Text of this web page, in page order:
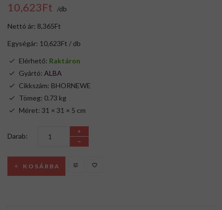
10,623Ft /db
Nettó ár: 8,365Ft
Egységár: 10,623Ft / db
Elérhető: Raktáron
Gyártó: ALBA
Cikkszám: BHORNEWE
Tömeg: 0.73 kg
Méret: 31 × 31 × 5 cm
Darab:
KOSÁRBA